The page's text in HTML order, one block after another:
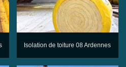
Isolation de toiture 08 Ardennes